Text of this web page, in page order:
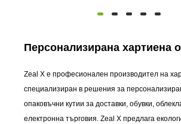
Персонализирана хартиена
Zeal X е професионален производител на
специализиран в решения за
опаковъчни кутии за доставки, обувки,
електронна търговия. Zeal X предлага